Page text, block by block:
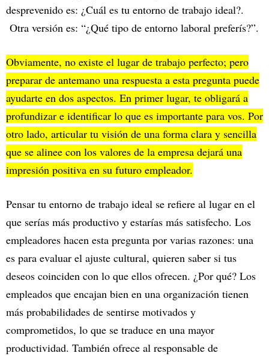
desprevenido es: ¿Cuál es tu entorno de trabajo ideal?.
Otra versión es: “¿Qué tipo de entorno laboral preferís?”.
Obviamente, no existe el lugar de trabajo perfecto; pero
preparar de antemano una respuesta a esta pregunta puede
ayudarte en dos aspectos. En primer lugar, te obligará a
profundizar e identificar lo que es importante para vos. Por
otro lado, articular tu visión de una forma clara y sencilla
que se alinee con los valores de la empresa dejará una
impresión positiva en su futuro empleador.
Pensar tu entorno de trabajo ideal se refiere al lugar en el
que serías más productivo y estarías más satisfecho. Los
empleadores hacen esta pregunta por varias razones: una
es para evaluar el ajuste cultural, quieren saber si tus
deseos coinciden con lo que ellos ofrecen. ¿Por qué? Los
empleados que encajan bien en una organización tienen
más probabilidades de sentirse motivados y
comprometidos, lo que se traduce en una mayor
productividad. También ofrece al responsable de